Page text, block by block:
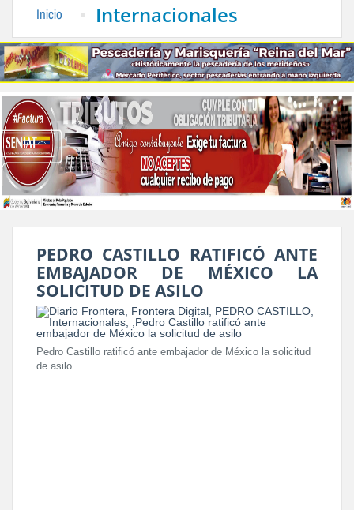
Inicio Internacionales
PEDRO CASTILLO RATIFICÓ ANTE
EMBAJADOR DE MÉXICO LA
SOLICITUD DE ASILO
Pedro Castillo ratificó ante embajador de México la solicitud
de asilo